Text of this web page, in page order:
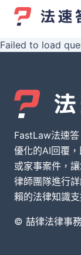
Failed to load
FastLaw法速
優化的AI回覆
或家事案件，
律師團隊進行
賴的法律知識支
© 喆律法律事